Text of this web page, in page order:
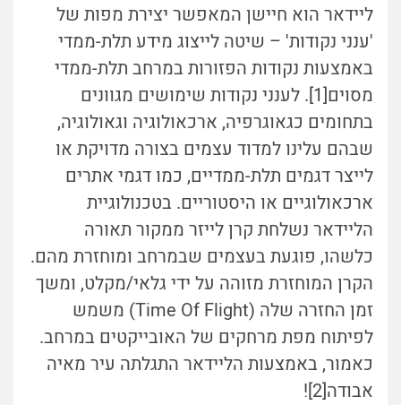
ליידאר הוא חיישן המאפשר יצירת מפות של
'ענני נקודות' – שיטה לייצוג מידע תלת-ממדי
באמצעות נקודות הפזורות במרחב תלת-ממדי
מסוים[1]. לענני נקודות שימושים מגוונים
בתחומים כגאוגרפיה, ארכאולוגיה וגאולוגיה,
שבהם עלינו למדוד עצמים בצורה מדויקת או
לייצר דגמים תלת-ממדיים, כמו דגמי אתרים
ארכאולוגיים או היסטוריים. בטכנולוגיית
הליידאר נשלחת קרן לייזר ממקור תאורה
כלשהו, פוגעת בעצמים שבמרחב ומוחזרת מהם.
הקרן המוחזרת מזוהה על ידי גלאי/מקלט, ומשך
זמן החזרה שלה (Time Of Flight) משמש
לפיתוח מפת מרחקים של האובייקטים במרחב.
כאמור, באמצעות הליידאר התגלתה עיר מאיה
אבודה[2]!